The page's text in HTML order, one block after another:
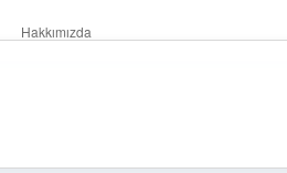
Hakkımızda